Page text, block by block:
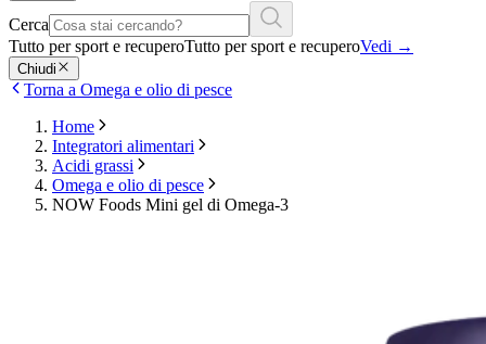
Cerca
Tutto per sport e recuperoTutto per sport e recuperoVedi →
Chiudi
Torna a Omega e olio di pesce
Home
Integratori alimentari
Acidi grassi
Omega e olio di pesce
NOW Foods Mini gel di Omega-3